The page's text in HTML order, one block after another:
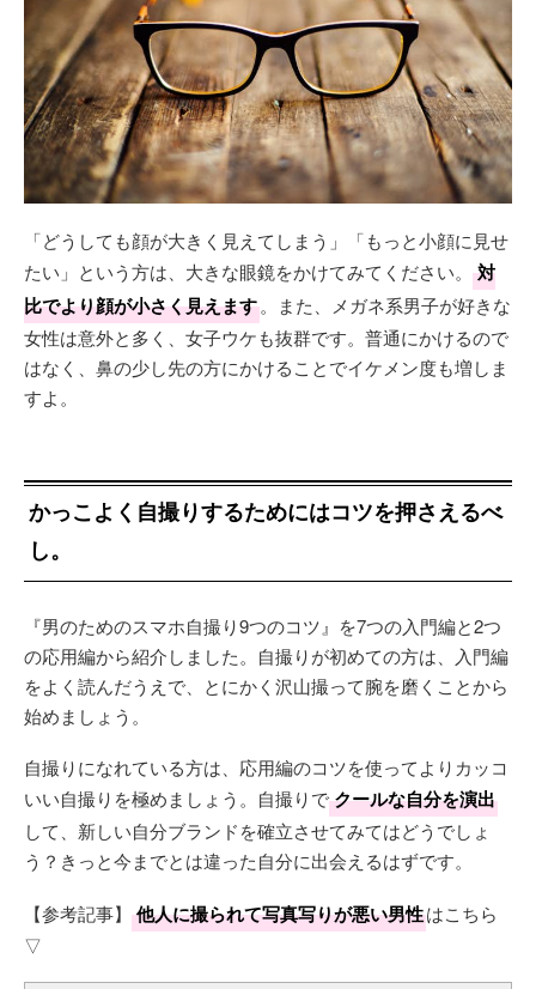
「どうしても顔が大きく見えてしまう」「もっと小顔に見せ
たい」という方は、大きな眼鏡をかけてみてください。
対
比でより顔が小さく見えます。また、メガネ系男子が好きな
女性は意外と多く、女子ウケも抜群です。普通にかけるので
はなく、鼻の少し先の方にかけることでイケメン度も増しま
すよ。
かっこよく自撮りするためにはコツを押さえるべ
し。
『男のためのスマホ自撮り9つのコツ』を7つの入門編と2つ
の応用編から紹介しました。自撮りが初めての方は、入門編
をよく読んだうえで、とにかく沢山撮って腕を磨くことから
始めましょう。
自撮りになれている方は、応用編のコツを使ってよりカッコ
いい自撮りを極めましょう。自撮りでクールな自分を演出
して、新しい自分ブランドを確立させてみてはどうでしょ
う？きっと今までとは違った自分に出会えるはずです。
【参考記事】 他人に撮られて写真写りが悪い男性はこちら
▽